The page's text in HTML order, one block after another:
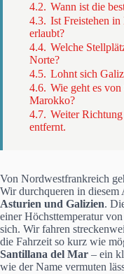
4.2. Wann ist die
4.3. Ist Freistehen
erlaubt?
4.4. Welche
Norte?
4.5. Lohnt sich
4.6. Wie geht es
Marokko?
4.7. Weiter
entfernt.
Von Nordwestfrankreich
Wir durchqueren in diesem
Asturien und Galizien.
einer Höchsttemperatur
sich. Wir fahren
die Fahrzeit so kurz wie
Santillana del Mar – ein
wie der Name vermuten